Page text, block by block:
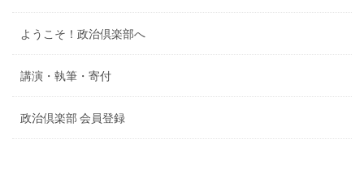
ようこそ！政治倶楽部へ
講演・執筆・寄付
政治倶楽部 会員登録